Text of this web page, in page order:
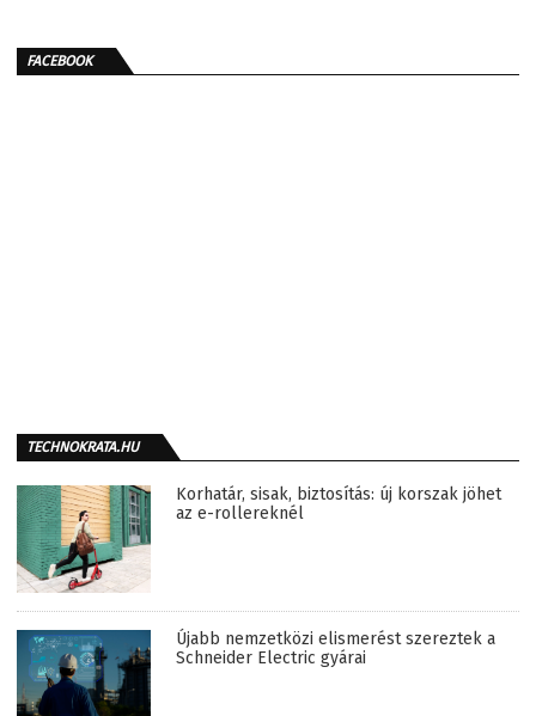
FACEBOOK
TECHNOKRATA.HU
Korhatár, sisak, biztosítás: új korszak jöhet
az e-rollereknél
Újabb nemzetközi elismerést szereztek a
Schneider Electric gyárai